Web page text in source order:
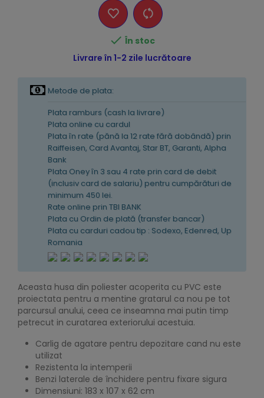
 În stoc
Livrare în 1-2 zile lucrătoare
Metode de plata:
Plata ramburs (cash la livrare)
Plata online cu cardul
Plata în rate (pănă la 12 rate fără dobândă) prin
Raiffeisen, Card Avantaj, Star BT, Garanti, Alpha
Bank
Plata Oney în 3 sau 4 rate prin card de debit
(inclusiv card de salariu) pentru cumpărături de
minimum 450 lei.
Rate online prin TBI BANK
Plata cu Ordin de plată (transfer bancar)
Plata cu carduri cadou tip : Sodexo, Edenred, Up
Romania
Aceasta husa din poliester acoperita cu PVC este
proiectata pentru a mentine gratarul ca nou pe tot
parcursul anului, ceea ce inseamna mai putin timp
petrecut in curatarea exteriorului acestuia.
Carlig de agatare pentru depozitare cand nu este
utilizat
Rezistenta la intemperii
Benzi laterale de închidere pentru fixare sigura
Dimensiuni: 183 x 107 x 62 cm